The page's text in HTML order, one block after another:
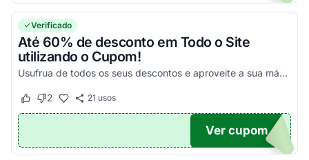
Verificado
Até 60% de desconto em Todo o Site
utilizando o Cupom!
Usufrua de todos os seus descontos e aproveite a sua máxima economia ainda hoje adquirindo seus produtos!
Este cupom funcionou
Este cupom não funcionou
2 21 usos
TICO
Ver cupom